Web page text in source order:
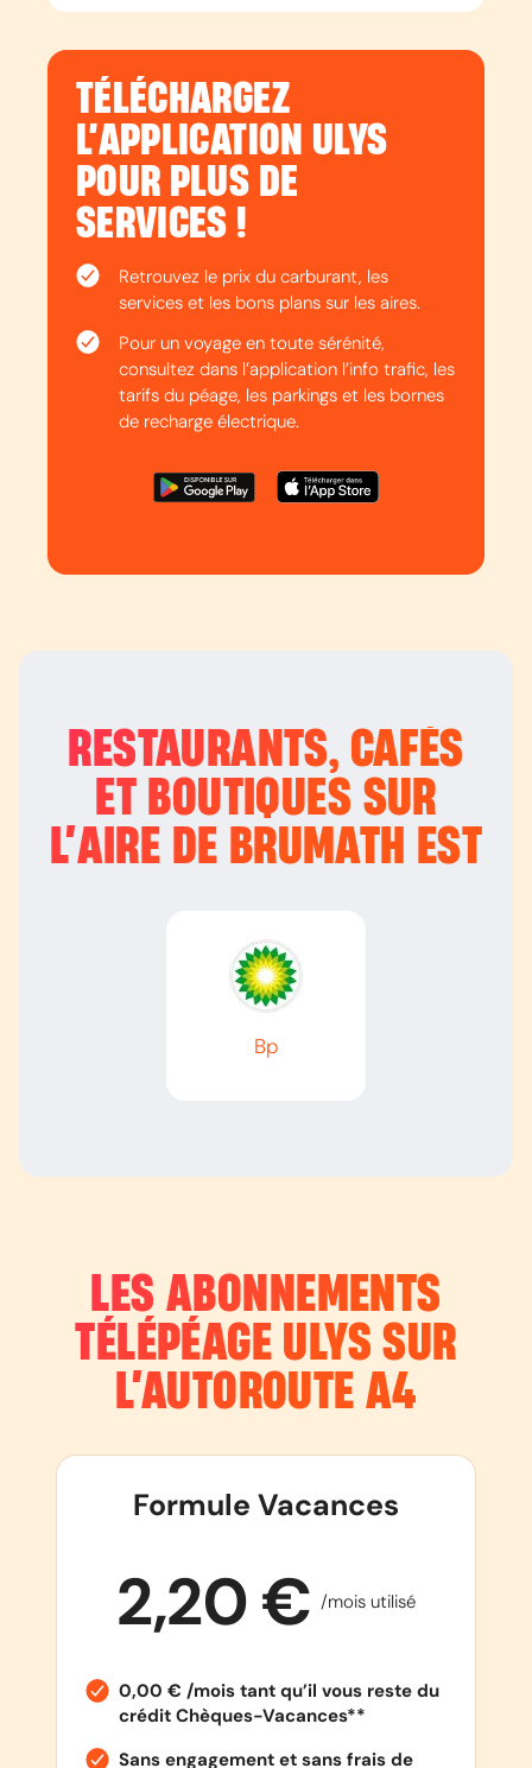
TÉLÉCHARGEZ
L’APPLICATION ULYS
POUR PLUS DE
SERVICES !
Retrouvez le prix du carburant, les
services et les bons plans sur les aires.
Pour un voyage en toute sérénité,
consultez dans l’application l’info trafic, les
tarifs du péage, les parkings et les bornes
de recharge électrique.
RESTAURANTS, CAFÉS
ET BOUTIQUES SUR
L’AIRE DE BRUMATH EST
Bp
LES ABONNEMENTS
TÉLÉPÉAGE ULYS SUR
L’AUTOROUTEA4
Formule Vacances
2,20 € /mois utilisé
0,00 € /mois tant qu’il vous reste du
crédit Chèques-Vacances**
Sans engagement et sans frais de